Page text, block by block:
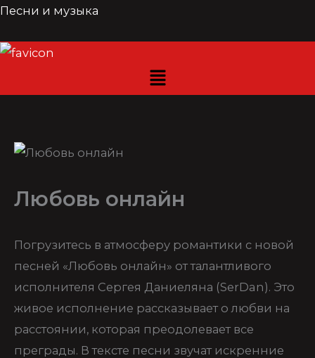
Перейти
содержимому
Песни и музыка
Любовь онлайн
Погрузитесь в атмосферу романтики с новой
песней «Любовь онлайн» от талантливого
исполнителя Сергея Даниеляна (SerDan). Это
живое исполнение рассказывает о любви на
расстоянии, которая преодолевает все
преграды. В тексте песни звучат искренние